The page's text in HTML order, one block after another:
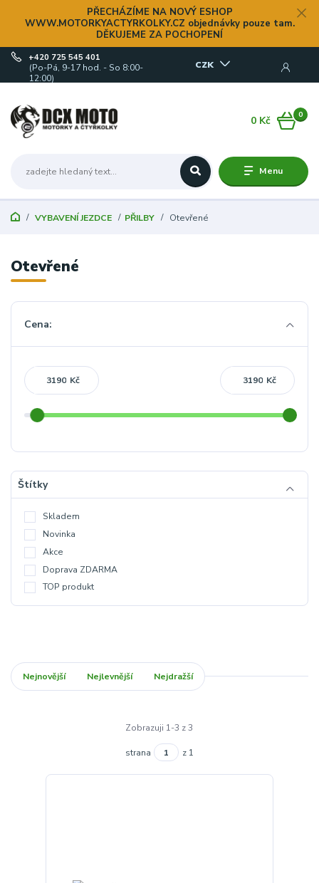
PŘECHÁZÍME NA NOVÝ ESHOP
WWW.MOTORKYACTYRKOLKY.CZ objednávky pouze tam.
DĚKUJEME ZA POCHOPENÍ
Menu
CZK
+420 725 545 401
(Po-Pá, 9-17 hod. - So 8:00-
12:00)
0
0 Kč
VYBAVENÍ JEZDCE PŘILBY Otevřené
Otevřené
Cena:
Kč Kč
Štítky
Skladem
Novinka
Akce
Doprava ZDARMA
TOP produkt
Nejnovější Nejlevnější Nejdražší
Zobrazuji 1-3 z 3
strana z 1